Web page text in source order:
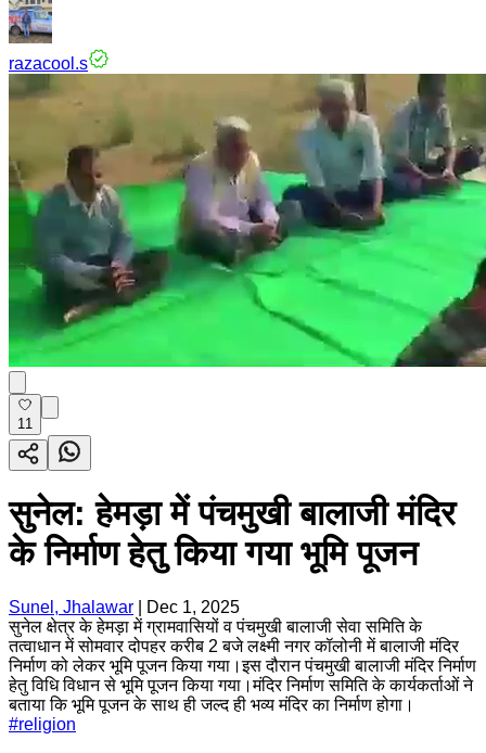
razacool.s
11
सुनेल: हेमड़ा में पंचमुखी बालाजी मंदिर
के निर्माण हेतु किया गया भूमि पूजन
Sunel, Jhalawar
Dec 1, 2025
सुनेल क्षेत्र के हेमड़ा में ग्रामवासियों व पंचमुखी बालाजी सेवा समिति के
तत्वाधान में सोमवार दोपहर करीब 2 बजे लक्ष्मी नगर कॉलोनी में बालाजी मंदिर
निर्माण को लेकर भूमि पूजन किया गया।इस दौरान पंचमुखी बालाजी मंदिर निर्माण
हेतु विधि विधान से भूमि पूजन किया गया।मंदिर निर्माण समिति के कार्यकर्ताओं ने
बताया कि भूमि पूजन के साथ ही जल्द ही भव्य मंदिर का निर्माण होगा।
#religion